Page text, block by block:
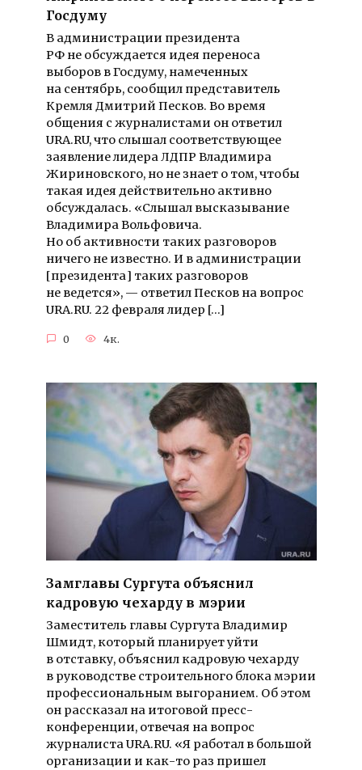
Госдуму
В администрации президента
РФ не обсуждается идея переноса
выборов в Госдуму, намеченных
на сентябрь, сообщил представитель
Кремля Дмитрий Песков. Во время
общения с журналистами он ответил
URA.RU, что слышал соответствующее
заявление лидера ЛДПР Владимира
Жириновского, но не знает о том, чтобы
такая идея действительно активно
обсуждалась. «Слышал высказывание
Владимира Вольфовича.
Но об активности таких разговоров
ничего не известно. И в администрации
[президента] таких разговоров
не ведется», — ответил Песков на вопрос
URA.RU. 22 февраля лидер […]
0 4к.
Замглавы Сургута объяснил
кадровую чехарду в мэрии
Заместитель главы Сургута Владимир
Шмидт, который планирует уйти
в отставку, объяснил кадровую чехарду
в руководстве строительного блока мэрии
профессиональным выгоранием. Об этом
он рассказал на итоговой пресс-
конференции, отвечая на вопрос
журналиста URA.RU. «Я работал в большой
организации и как-то раз пришел